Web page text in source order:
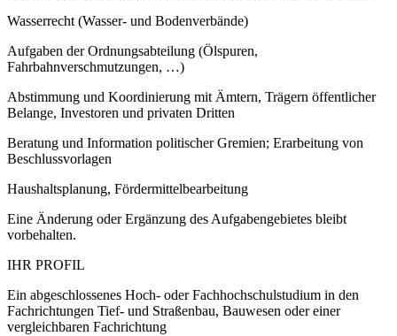
Wasserrecht (Wasser- und Bodenverbände)
Aufgaben der Ordnungsabteilung (Ölspuren,
Fahrbahnverschmutzungen, …)
Abstimmung und Koordinierung mit Ämtern, Trägern öffentlicher
Belange, Investoren und privaten Dritten
Beratung und Information politischer Gremien; Erarbeitung von
Beschlussvorlagen
Haushaltsplanung, Fördermittelbearbeitung
Eine Änderung oder Ergänzung des Aufgabengebietes bleibt
vorbehalten.
IHR PROFIL
Ein abgeschlossenes Hoch- oder Fachhochschulstudium in den
Fachrichtungen Tief- und Straßenbau, Bauwesen oder einer
vergleichbaren Fachrichtung